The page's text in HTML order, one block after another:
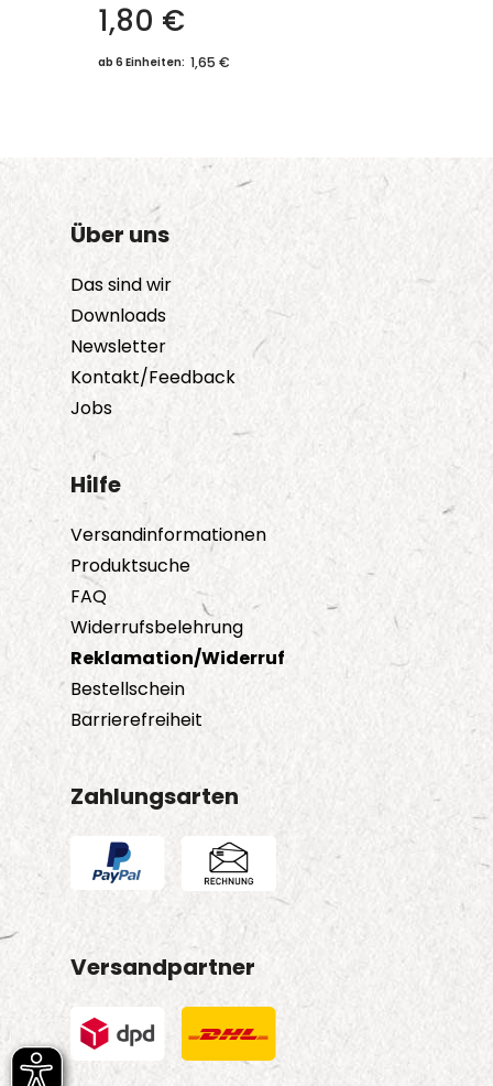
1,80 €
ab 6 Einheiten: 1,65 €
Über uns
Das sind wir
Downloads
Newsletter
Kontakt/Feedback
Jobs
Hilfe
Versandinformationen
Produktsuche
FAQ
Widerrufsbelehrung
Reklamation/Widerruf
Bestellschein
Barrierefreiheit
Zahlungsarten
Versandpartner